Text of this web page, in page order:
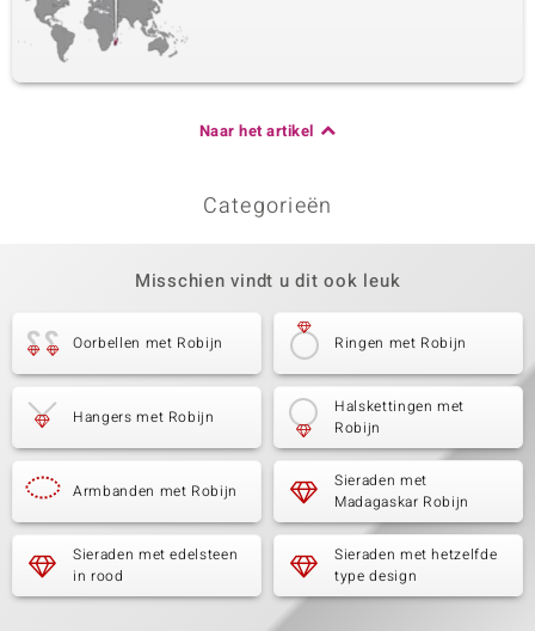
Naar het artikel
Categorieën
Misschien vindt u dit ook leuk
Oorbellen met Robijn Ringen met Robijn
Hangers met Robijn
Halskettingen met
Robijn
Armbanden met Robijn
Sieraden met
Madagaskar Robijn
Sieraden met edelsteen
in rood
Sieraden met hetzelfde
type design